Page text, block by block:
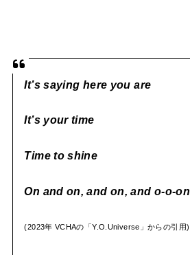
It’s saying here you are
It’s your time
Time to shine
On and on, and on, and o-o-on
(2023年 VCHAの「Y.O.Universe」からの引用)